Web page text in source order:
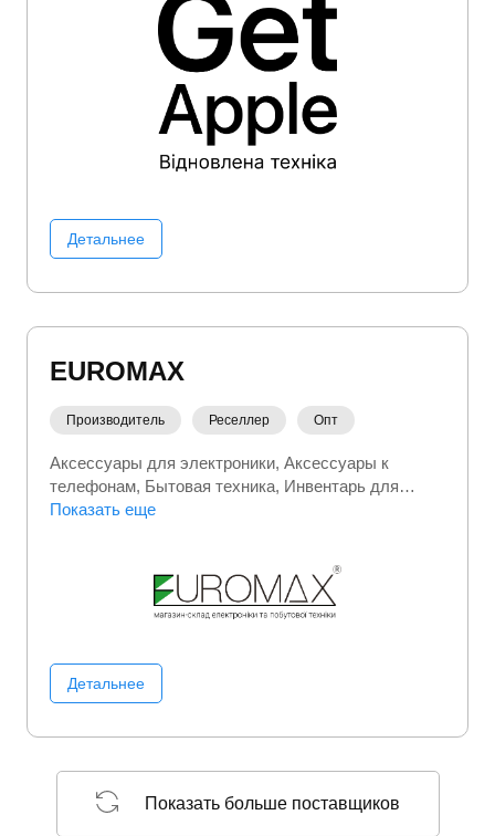
Детальнее
EUROMAX
Производитель Реселлер Опт
Аксессуары для электроники Аксессуары к
телефонам Бытовая техника Инвентарь для
дома Климатическая техника
Показать еще
Детальнее
Показать больше поставщиков